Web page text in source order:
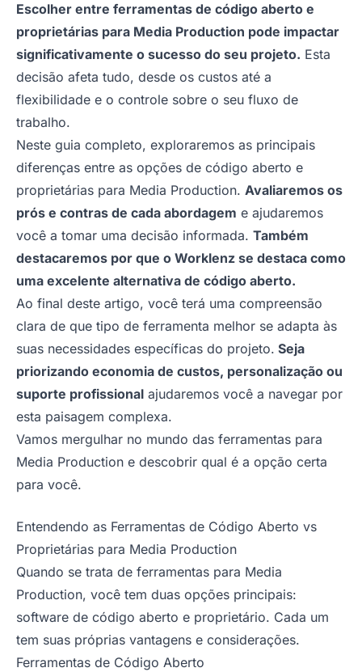
Escolher entre ferramentas de código aberto e
proprietárias para Media Production pode impactar
significativamente o sucesso do seu projeto. Esta
decisão afeta tudo, desde os custos até a
flexibilidade e o controle sobre o seu fluxo de
trabalho.
Neste guia completo, exploraremos as principais
diferenças entre as opções de código aberto e
proprietárias para Media Production. Avaliaremos os
prós e contras de cada abordagem e ajudaremos
você a tomar uma decisão informada. Também
destacaremos por que o Worklenz se destaca como
uma excelente alternativa de código aberto.
Ao final deste artigo, você terá uma compreensão
clara de que tipo de ferramenta melhor se adapta às
suas necessidades específicas do projeto. Seja
priorizando economia de custos, personalização ou
suporte profissional ajudaremos você a navegar por
esta paisagem complexa.
Vamos mergulhar no mundo das ferramentas para
Media Production e descobrir qual é a opção certa
para você.
Entendendo as Ferramentas de Código Aberto vs
Proprietárias para Media Production
Quando se trata de ferramentas para Media
Production, você tem duas opções principais:
software de código aberto e proprietário. Cada um
tem suas próprias vantagens e considerações.
Ferramentas de Código Aberto